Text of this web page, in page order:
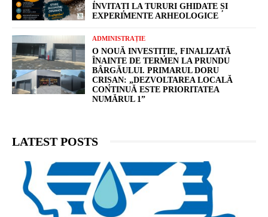
INVITAȚI LA TURURI GHIDATE ȘI
EXPERIMENTE ARHEOLOGICE
ADMINISTRAȚIE
O NOUĂ INVESTIȚIE, FINALIZATĂ
ÎNAINTE DE TERMEN LA PRUNDU
BÂRGĂULUI. PRIMARUL DORU
CRIȘAN: „DEZVOLTAREA LOCALĂ
CONTINUĂ ESTE PRIORITATEA
NUMĂRUL 1”
LATEST POSTS